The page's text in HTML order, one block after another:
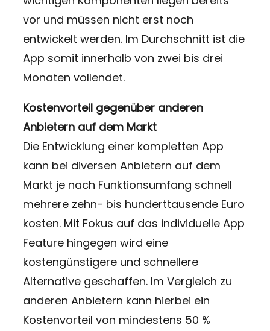
vor und müssen nicht erst noch
entwickelt werden. Im Durchschnitt ist die
App somit innerhalb von zwei bis drei
Monaten vollendet.
Kostenvorteil gegenüber anderen
Anbietern auf dem Markt
Die Entwicklung einer kompletten App
kann bei diversen Anbietern auf dem
Markt je nach Funktionsumfang schnell
mehrere zehn- bis hunderttausende Euro
kosten. Mit Fokus auf das individuelle App
Feature hingegen wird eine
kostengünstigere und schnellere
Alternative geschaffen. Im Vergleich zu
anderen Anbietern kann hierbei ein
Kostenvorteil von mindestens 50 %